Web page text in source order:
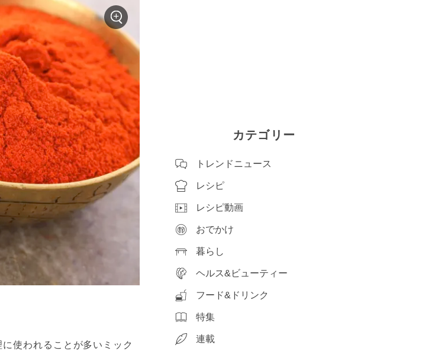
使われることが多いミック
カテゴリー
トレンドニュース
レシピ
レシピ動画
おでかけ
暮らし
ヘルス&ビューティー
フード&ドリンク
特集
連載